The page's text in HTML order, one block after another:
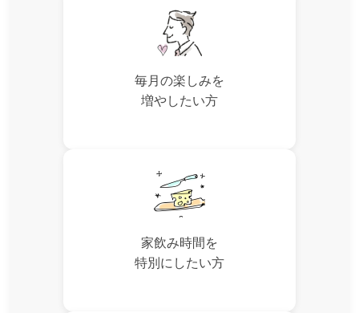
毎月の楽しみを
増やしたい方
家飲み時間を
特別にしたい方